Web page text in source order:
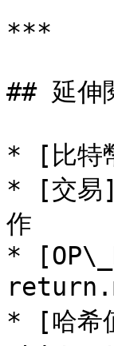
***
## 延伸
* [比特
* [交易
作
*
* [哈希